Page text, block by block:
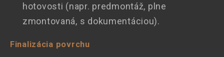
hotovosti (napr. predmontáž, plne
zmontovaná, s dokumentáciou).
Finalizácia povrchu